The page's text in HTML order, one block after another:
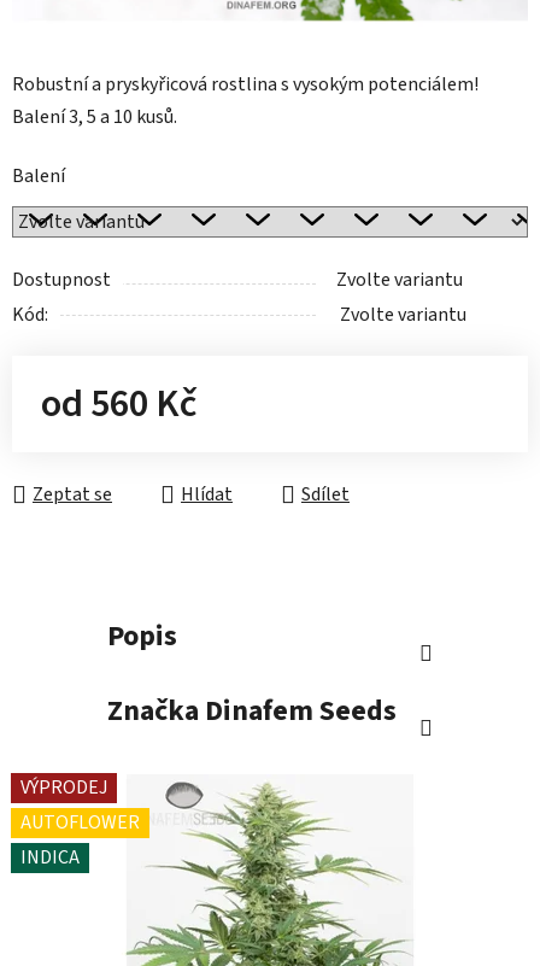
Robustní a pryskyřicová rostlina s vysokým potenciálem!
Balení 3, 5 a 10 kusů.
Balení
Dostupnost
Zvolte variantu
Kód:
Zvolte variantu
od560 Kč
Zeptat se
Hlídat Sdílet
Popis
Značka Dinafem Seeds
VÝPRODEJ
AUTOFLOWER
INDICA